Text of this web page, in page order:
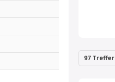
97 Treffer